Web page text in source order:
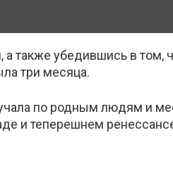
также убедившись в том,
три месяца.
по родным людям и
и теперешнем